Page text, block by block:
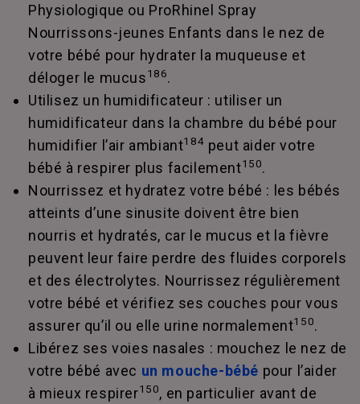
Physiologique ou ProRhinel Spray
Nourrissons-jeunes Enfants dans le nez de
votre bébé pour hydrater la muqueuse et
déloger le mucus186.
Utilisez un humidificateur : utiliser un
humidificateur dans la chambre du bébé pour
humidifier l’air ambiant184 peut aider votre
bébé à respirer plus facilement150.
Nourrissez et hydratez votre bébé : les bébés
atteints d’une sinusite doivent être bien
nourris et hydratés, car le mucus et la fièvre
peuvent leur faire perdre des fluides corporels
et des électrolytes. Nourrissez régulièrement
votre bébé et vérifiez ses couches pour vous
assurer qu’il ou elle urine normalement150.
Libérez ses voies nasales : mouchez le nez de
votre bébé avec un mouche-bébé pour l’aider
à mieux respirer150, en particulier avant de